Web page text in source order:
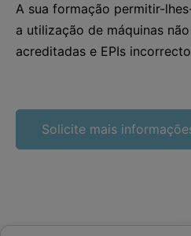
A sua formação permitir-
a utilização de máquinas
acreditadas e EPIs
Solicite mais